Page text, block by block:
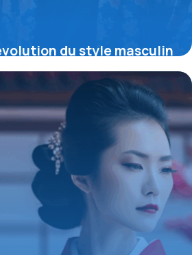
du style masculin
japonais qui allie
et exclusivité rare